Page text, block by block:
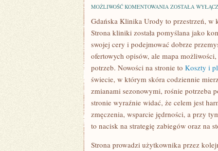
MOŻLIWOŚĆ KOMENTOWANIA SKÓRA
CHOROBY
I
KOSMETOLOGIA
ESTETYCZNA
W
DOMU
ZOSTAŁA
Gdańska Klinika Urody to przestrzeń, w
Strona kliniki została pomyślana jako
swojej cery i podejmować dobrze
ofertowych opisów, ale mapa
potrzeb. Nowości na stronie to Koszty i
świecie, w którym skóra codziennie
zmianami sezonowymi, rośnie potrzeba
stronie wyraźnie widać, że celem jest
zmęczenia, wsparcie jędrności, a przy
to nacisk na strategię zabiegów oraz na
Strona prowadzi użytkownika przez